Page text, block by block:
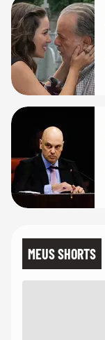
MEUS SHORTS